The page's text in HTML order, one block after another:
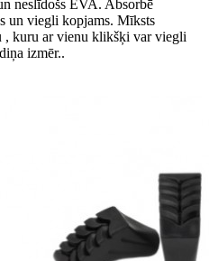
neslīdošs EVA. Absorbē
un viegli kopjams. Mīksts
, kuru ar vienu klikšķi var viegli
izmēr..